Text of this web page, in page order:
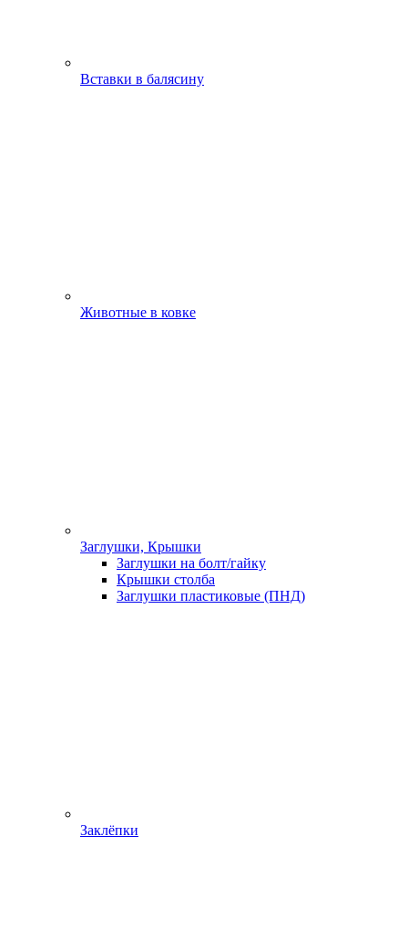
Вставки в балясину
Животные в ковке
Заглушки, Крышки
Заглушки на болт/гайку
Крышки столба
Заглушки пластиковые (ПНД)
Заклёпки